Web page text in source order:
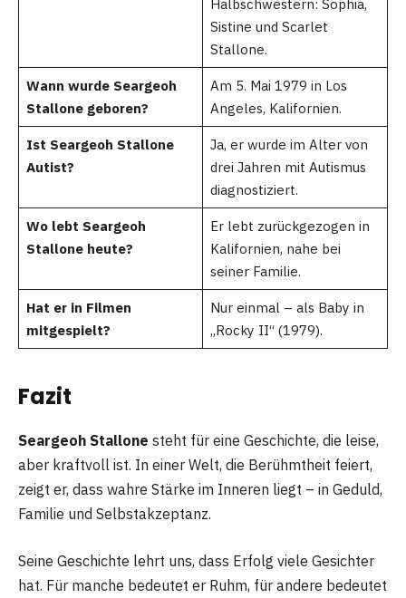
Halbschwestern: Sophia,
Sistine und Scarlet
Stallone.
Wann wurde Seargeoh
Stallone geboren?
Am 5. Mai 1979 in Los
Angeles, Kalifornien.
Ist Seargeoh Stallone
Autist?
Ja, er wurde im Alter von
drei Jahren mit Autismus
diagnostiziert.
Wo lebt Seargeoh
Stallone heute?
Er lebt zurückgezogen in
Kalifornien, nahe bei
seiner Familie.
Hat er in Filmen
mitgespielt?
Nur einmal – als Baby in
„Rocky II“ (1979).
Fazit
Seargeoh Stallone steht für eine Geschichte, die leise,
aber kraftvoll ist. In einer Welt, die Berühmtheit feiert,
zeigt er, dass wahre Stärke im Inneren liegt – in Geduld,
Familie und Selbstakzeptanz.
Seine Geschichte lehrt uns, dass Erfolg viele Gesichter
hat. Für manche bedeutet er Ruhm, für andere bedeutet